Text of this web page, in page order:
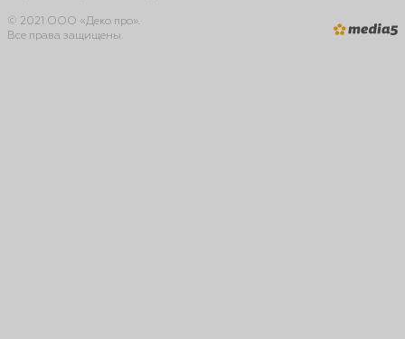
© 2021 ООО «Деко про».
Все права защищены.